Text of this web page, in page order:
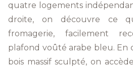
quatre logements
droite, on découvre ce
fromagerie, facilement
plafond voûté arabe bleu. En
bois massif sculpté, on